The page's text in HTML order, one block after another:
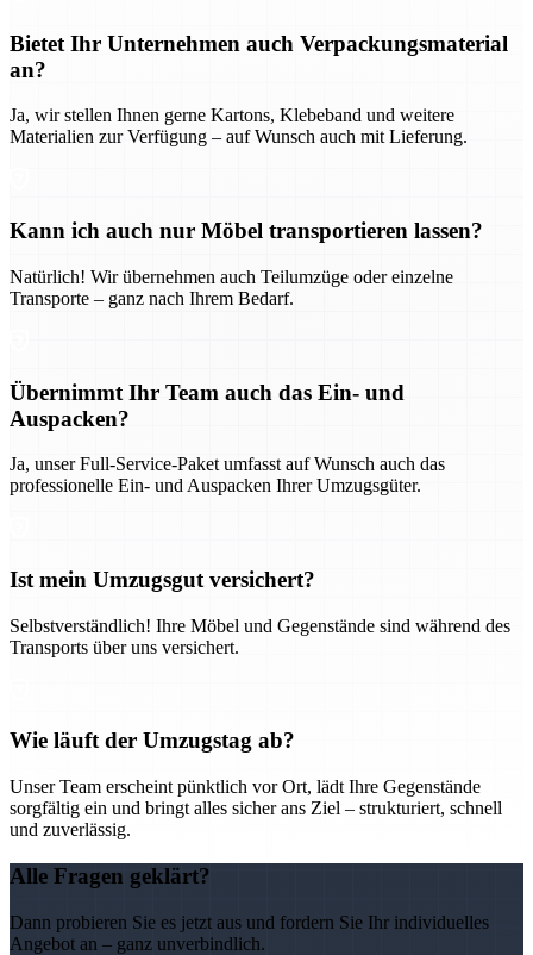
Bietet Ihr Unternehmen auch Verpackungsmaterial
an?
Ja, wir stellen Ihnen gerne Kartons, Klebeband und weitere
Materialien zur Verfügung – auf Wunsch auch mit Lieferung.
Kann ich auch nur Möbel transportieren lassen?
Natürlich! Wir übernehmen auch Teilumzüge oder einzelne
Transporte – ganz nach Ihrem Bedarf.
Übernimmt Ihr Team auch das Ein- und
Auspacken?
Ja, unser Full-Service-Paket umfasst auf Wunsch auch das
professionelle Ein- und Auspacken Ihrer Umzugsgüter.
Ist mein Umzugsgut versichert?
Selbstverständlich! Ihre Möbel und Gegenstände sind während des
Transports über uns versichert.
Wie läuft der Umzugstag ab?
Unser Team erscheint pünktlich vor Ort, lädt Ihre Gegenstände
sorgfältig ein und bringt alles sicher ans Ziel – strukturiert, schnell
und zuverlässig.
Alle Fragen geklärt?
Dann probieren Sie es jetzt aus und fordern Sie Ihr individuelles
Angebot an – ganz unverbindlich.